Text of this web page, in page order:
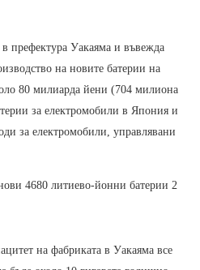
префектура Уакаяма и въвежда
на новите батерии на
80 милиарда йени (704 милиона
за електромобили в Япония и
за електромобили, управлявани
на фабриката в Уакаяма все